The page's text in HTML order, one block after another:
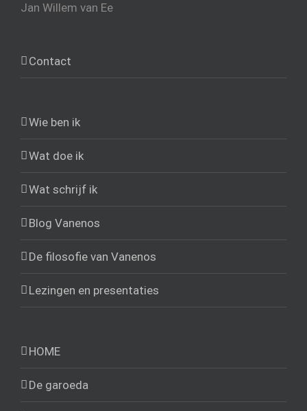
Jan Willem van Ee
Contact
Wie ben ik
Wat doe ik
Wat schrijf ik
Blog Vanenos
De filosofie van Vanenos
Lezingen en presentaties
HOME
De garoeda